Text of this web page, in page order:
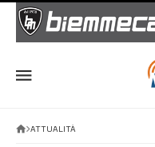
ATTUALITÀ